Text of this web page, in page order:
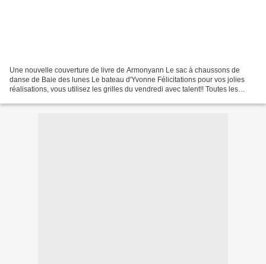
Une nouvelle couverture de livre de Armonyann Le sac à chaussons de
danse de Baie des lunes Le bateau d'Yvonne Félicitations pour vos jolies
réalisations, vous utilisez les grilles du vendredi avec talent!! Toutes les